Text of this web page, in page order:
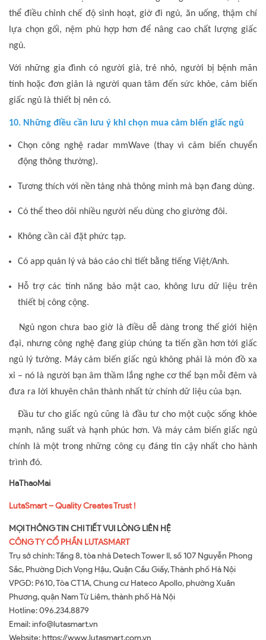
thể điều chỉnh chế độ sinh hoạt, giờ đi ngủ, ăn uống, thậm chí
lựa chọn gối, nệm phù hợp hơn để nâng cao chất lượng giấc
ngủ.
Với những gia đình có người già, trẻ nhỏ, người bị bệnh mãn
tính hoặc đơn giản là người quan tâm đến sức khỏe, cảm biến
giấc ngủ là thiết bị nên có.
10. Những điều cần lưu ý khi chọn mua cảm biến giấc ngủ
Chọn công nghệ radar mmWave (thay vì cảm biến chuyển
động thông thường).
Tương thích với nền tảng nhà thông minh mà bạn đang dùng.
Có thể theo dõi nhiều người nếu dùng cho giường đôi.
Không cần cài đặt phức tạp.
Có app quản lý và báo cáo chi tiết bằng tiếng Việt/Anh.
Hỗ trợ các tính năng bảo mật cao, không lưu dữ liệu trên
thiết bị công cộng.
Ngủ ngon chưa bao giờ là điều dễ dàng trong thế giới hiện
đại, nhưng công nghệ đang giúp chúng ta tiến gần hơn tới giấc
ngủ lý tưởng. Máy cảm biến giấc ngủ không phải là món đồ xa
xỉ – nó là người bạn âm thầm lắng nghe cơ thể bạn mỗi đêm và
đưa ra lời khuyên chân thành nhất từ chính dữ liệu của bạn.
Đầu tư cho giấc ngủ cũng là đầu tư cho một cuộc sống khỏe
mạnh, năng suất và hạnh phúc hơn. Và máy cảm biến giấc ngủ
chính là một trong những công cụ đáng tin cậy nhất cho hành
trình đó.
HaThaoMai
LutaSmart – Quality Creates Trust !
MỌI THÔNG TIN CHI TIẾT VUI LÒNG LIÊN HỆ
CÔNG TY CỔ PHẦN LUTASMART
Trụ sở chính: Tầng 8, tòa nhà Detech Tower II, số 107 Nguyễn Phong
Sắc, Phường Dịch Vọng Hậu, Quận Cầu Giấy, Thành phố Hà Nội
VPGD: P610, Tòa CT1A, Chung cư Hateco Apollo, phường Xuân
Phương, quận Nam Từ Liêm, thành phố Hà Nội
Hotline: 096.234.8879
Email: info@lutasmart.vn
Website: https://www.lutasmart.com.vn